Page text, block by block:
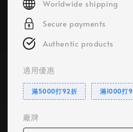
Worldwide shipping
Secure payments
Authentic products
適用優惠
滿5000打92折 滿1000打
廠牌